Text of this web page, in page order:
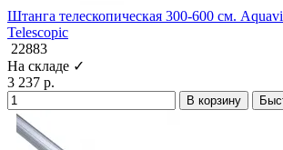
Штанга телескопическая 300-600 см.
Telescopic
22883
На складе ✓
3 237 р.
В корзину